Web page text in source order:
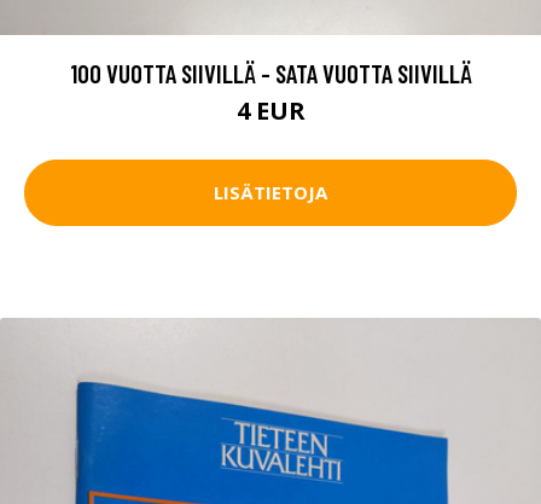
100 VUOTTA SIIVILLÄ - SATA VUOTTA SIIVILLÄ
4 EUR
LISÄTIETOJA